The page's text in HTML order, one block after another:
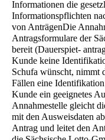
Informationen die
Informationspflichten
von AnträgenDie
Antragsformulare der
bereit (Dauerspiet-
Kunde keine
Schufa wünscht, nimmt
Fällen eine
Kunde ein geeignetes
Annahmestelle gleicht
mit den Ausweisdaten
Antrag und leitet den